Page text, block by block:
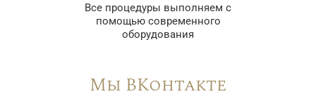
Все процедуры выполняем с
помощью современного
оборудования
Мы ВКонтакте